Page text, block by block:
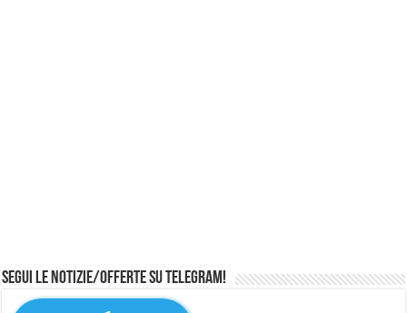
Segui le notizie/offerte su Telegram!